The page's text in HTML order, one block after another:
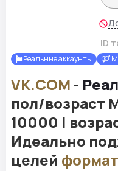
ID
Реальные аккаунты
VK.COM -
пол/возраст
10000 |
Идеально
целей формат